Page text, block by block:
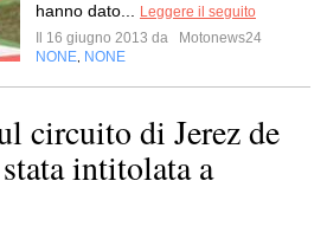
hanno dato...
Leggere il seguito
Il 16 giugno 2013 da
Motonews24
NONE NONE
circuito di Jerez de
intitolata a